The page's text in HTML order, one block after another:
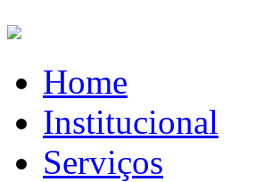
Home
Institucional
Serviços